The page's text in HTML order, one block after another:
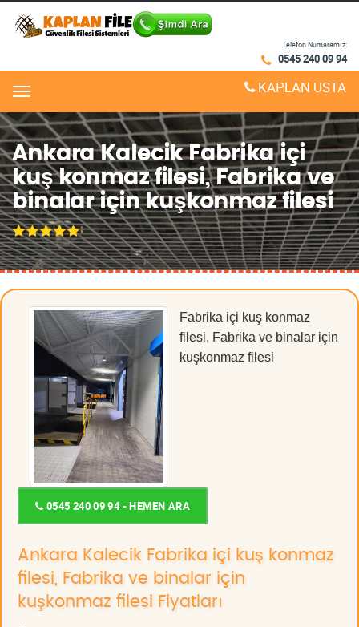
Telefon Numaramız:
0545 240 09 94
Menu KAPLAN USTA
Ankara Kalecik Fabrika içi
kuş konmaz filesi, Fabrika ve
binalar için kuşkonmaz filesi
Fabrika içi kuş konmaz
filesi, Fabrika ve binalar için
kuşkonmaz filesi
0545 240 09 94 - HEMEN ARA
Ankara Kalecik Fabrika içi kuş konmaz
filesi, Fabrika ve binalar için
kuşkonmaz filesi Fiyatları